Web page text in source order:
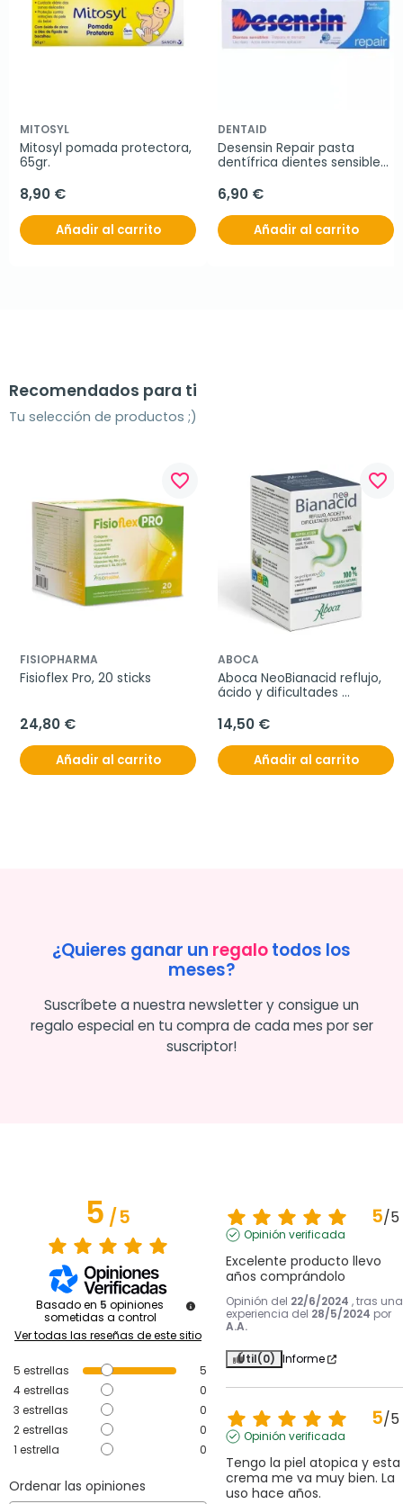
MITOSYL
Mitosyl pomada protectora,
65gr.
8,90 €
Añadir al carrito
DENTAID
Desensin Repair pasta
dentífrica dientes sensibles,
6,90 €
Añadir al carrito
Recomendados para ti
Tu selección de productos ;)
favorite_border
FISIOPHARMA
Fisioflex Pro, 20 sticks
24,80 €
Añadir al carrito
favorite_border
ABOCA
Aboca NeoBianacid reflujo,
ácido y dificultades
14,50 €
Añadir al carrito
¿Quieres ganar un regalotodos los
meses?
Suscríbete a nuestra newsletter y consigue un
regalo especial en tu compra de cada mes por ser
suscriptor!
5/5
Basado en 5 opiniones
sometidas a control
Ver todas las reseñas de este sitio
5 estrellas
5
4estrellas
0
3 estrellas
0
2estrellas
0
1 estrella 0
Ordenar las opiniones
5/5
Opinión verificada
Excelente producto llevo
años comprándolo
Opinión del 22/6/2024 , tras una
experiencia del 28/5/2024 por
A.A.
Útil(0) Informe
5/5
Opinión verificada
Tengo la piel atopica y esta
crema me va muy bien. La
uso hace años.